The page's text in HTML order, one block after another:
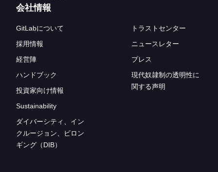
会社情報
GitLabについて
採用情報
経営陣
ハンドブック
投資家向け情報
Sustainability
ダイバーシティ、イン
クルージョン、ビロン
ギング（DIB）
トラストセンター
ニュースレター
プレス
現代奴隷制の透明性に
関する声明